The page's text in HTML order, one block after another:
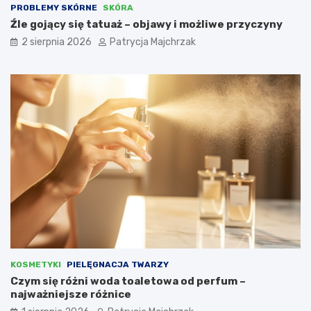
PROBLEMY SKÓRNE SKÓRA
Źle gojący się tatuaż – objawy i możliwe przyczyny
2 sierpnia 2026 Patrycja Majchrzak
KOSMETYKI PIELĘGNACJA TWARZY
Czym się różni woda toaletowa od perfum –
najważniejsze różnice